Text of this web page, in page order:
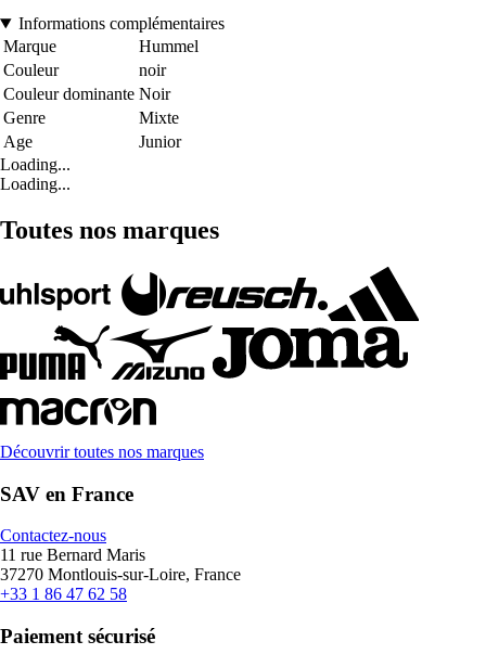
Informations complémentaires
Marque
Hummel
Couleur
noir
Couleur dominante Noir
Genre
Mixte
Age
Junior
Loading...
Loading...
Toutes nos marques
Découvrir toutes nos marques
SAV en France
Contactez-nous
11 rue Bernard Maris
37270 Montlouis-sur-Loire, France
+33 1 86 47 62 58
Paiement sécurisé